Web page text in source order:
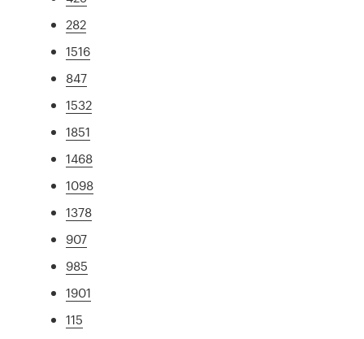
282
1516
847
1532
1851
1468
1098
1378
907
985
1901
115